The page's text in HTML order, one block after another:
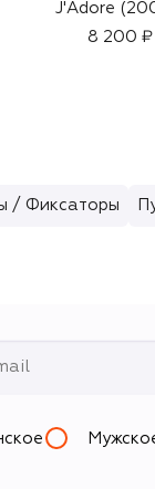
J'Adore
8 200 ₽
/ Фиксаторы